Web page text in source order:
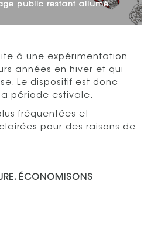
public restant allumé
à une expérimentation
années en hiver et qui
Le dispositif est donc
période estivale.
fréquentées et
pour des raisons de
ÉCONOMISONS